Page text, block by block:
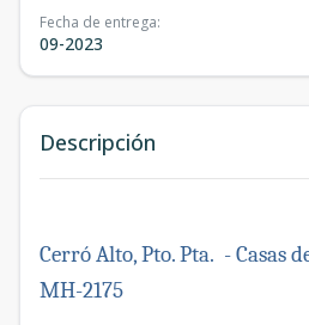
Fecha de entrega:
09-2023
Descripción
Cerró Alto, Pto. Pta. - Casas
MH-2175